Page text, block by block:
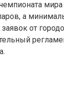
мира
а
от